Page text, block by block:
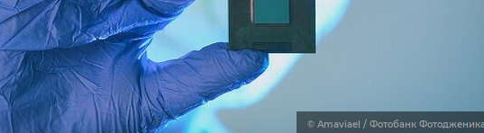
© Amaviael / Фотобанк